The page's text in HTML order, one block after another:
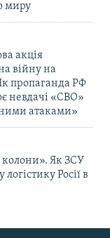
миру
акція
війну на
пропаганда РФ
невдачі «СВО»
атаками»
Як ЗСУ
логістику Росії в